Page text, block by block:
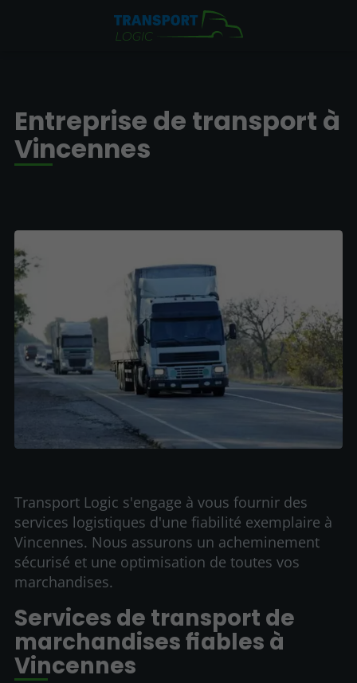
Entreprise de transport à
Vincennes
Transport Logic s'engage à vous fournir des
services logistiques d'une fiabilité exemplaire à
Vincennes. Nous assurons un acheminement
sécurisé et une optimisation de toutes vos
marchandises.
Services de transport de
marchandises fiables à
Vincennes